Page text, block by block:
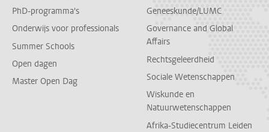
PhD-programma's
Onderwijs voor professionals
Summer Schools
Open dagen
Master Open Dag
Geneeskunde/LUMC
Governance and Global
Affairs
Rechtsgeleerdheid
Sociale Wetenschappen
Wiskunde en
Natuurwetenschappen
Afrika-Studiecentrum Leiden